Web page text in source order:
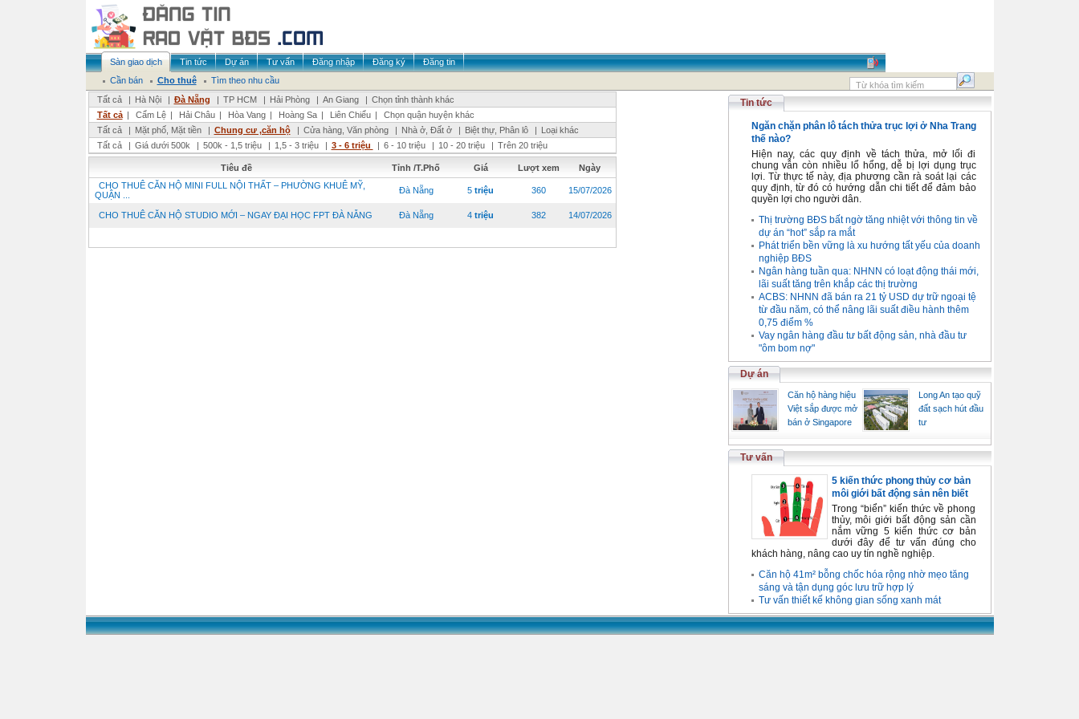
Sàn giao dịch Tin tức Dự án Tư vấn Đăng nhập Đăng ký
Đăng tin
Cần bán
Cho thuê
Tìm theo nhu cầu
Tất cả
| Hà Nội | Đà Nẵng | TP HCM | Hải Phòng | An Giang | Chọn tỉnh thành khác
Tất cả | Cẩm Lệ | Hải Châu | Hòa Vang | Hoàng Sa | Liên Chiểu |
Chọn quận huyện khác
Tất cả
| Mặt phố, Mặt tiền | Chung cư ,căn hộ | Cửa hàng, Văn phòng | Nhà ở, Đất ở | Biệt thự, Phân lô | Loại khác
Tất cả
| Giá dưới 500k | 500k - 1,5 triệu | 1,5 - 3 triệu | 3 - 6 triệu | 6 - 10 triệu | 10 - 20 triệu | Trên 20 triệu
Tiêu đề Tỉnh /T.Phố Giá Lượt xem
Ngày
CHO THUÊ CĂN HỘ MINI FULL NỘI THẤT – PHƯỜNG KHUÊ MỸ,
QUẬN ...
Đà Nẵng 5 triệu 360 15/07/2026
CHO THUÊ CĂN HỘ STUDIO MỚI – NGAY ĐẠI HỌC FPT ĐÀ NẴNG Đà Nẵng 4 triệu 382 14/07/2026
Tin tức
Ngăn chặn phân lô tách thửa trục lợi ở Nha Trang
thế nào?
Hiện nay, các quy định về tách thửa, mở lối đi
chung vẫn còn nhiều lổ hổng, dễ bị lợi dụng trục
lợi. Từ thực tế này, địa phương cần rà soát lại các
quy định, từ đó có hướng dẫn chi tiết để đảm bảo
quyền lợi cho người dân.
Thị trường BĐS bất ngờ tăng nhiệt với thông tin về
dự án “hot” sắp ra mắt
Phát triển bền vững là xu hướng tất yếu của doanh
nghiệp BĐS
Ngân hàng tuần qua: NHNN có loạt động thái mới,
lãi suất tăng trên khắp các thị trường
ACBS: NHNN đã bán ra 21 tỷ USD dự trữ ngoại tệ
từ đầu năm, có thể nâng lãi suất điều hành thêm
0,75 điểm %
Vay ngân hàng đầu tư bất động sản, nhà đầu tư
"ôm bom nợ"
Dự án
Căn hộ hàng hiệu
Việt sắp được mở
bán ở Singapore
Long An tạo quỹ
đất sạch hút đầu
tư
Tư vấn
5 kiến thức phong thủy cơ bản
môi giới bất động sản nên biết
Trong “biển” kiến thức về phong
thủy, môi giới bất động sản cần
nắm vững 5 kiến thức cơ bản
dưới đây để tư vấn đúng cho
khách hàng, nâng cao uy tín nghề nghiệp.
Căn hộ 41m² bỗng chốc hóa rộng nhờ mẹo tăng
sáng và tận dụng góc lưu trữ hợp lý
Tư vấn thiết kế không gian sống xanh mát